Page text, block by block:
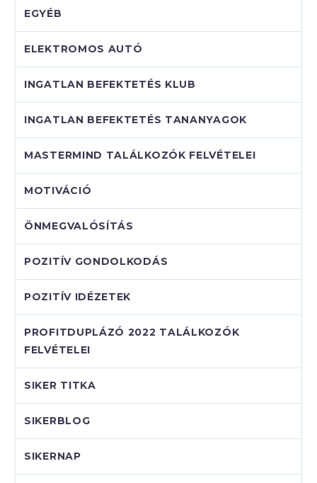
EGYÉB
ELEKTROMOS AUTÓ
INGATLAN BEFEKTETÉS KLUB
INGATLAN BEFEKTETÉS TANANYAGOK
MASTERMIND TALÁLKOZÓK FELVÉTELEI
MOTIVÁCIÓ
ÖNMEGVALÓSÍTÁS
POZITÍV GONDOLKODÁS
POZITÍV IDÉZETEK
PROFITDUPLÁZÓ 2022 TALÁLKOZÓK
FELVÉTELEI
SIKER TITKA
SIKERBLOG
SIKERNAP